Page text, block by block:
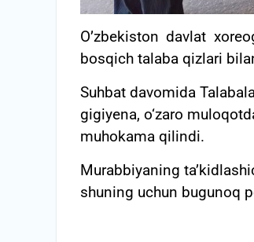
O’zbekiston davlat
bosqich talaba qizlari
Suhbat davomida
gigiyena, o‘zaro
muhokama qilindi.
Murabbiyaning
shuning uchun bugunoq